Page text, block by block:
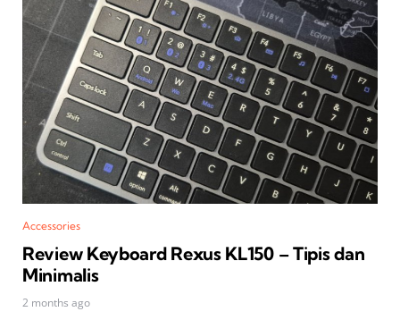
Accessories
Review Keyboard Rexus KL150 – Tipis dan
Minimalis
2 months ago